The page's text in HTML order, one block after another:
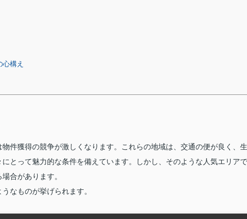
心構え
件獲得の競争が激しくなります。これらの地域は、交通の便が良く、生
とって魅力的な条件を備えています。しかし、そのような人気エリアで
合があります。
なものが挙げられます。